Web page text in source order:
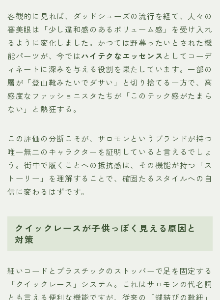
客観的に見れば、ダッドシューズの流行を経て、人々の
審美眼は「少し違和感のあるボリューム感」を受け入れ
るように変化しました。かつては野暮ったいとされた機
能パーツが、今ではハイテクなエッセンス としてコーデ
ィネートに深みを与える役割を果たしています。一部の
層が「登山靴みたいでダサい」と切り捨てる一方で、高
感度なファッショニスタたちが「このテック感がたまら
ない」と熱狂する。
この評価の分断こそが、サロモンというブランドが持つ
唯一無二のキャラクターを証明していると言えるでしょ
う。街中で履くことへの抵抗感は、その機能が持つ「ス
トーリー」を理解することで、確固たるスタイルへの自
信に変わるはずです。
クイックレースが子供っぽく見える原因と
対策
細いコードとプラスチックのストッパーで足を固定する
「クイックレース」システム。これはサロモンの代名詞
とも言える便利な機能ですが、従来の「蝶結びの靴紐」